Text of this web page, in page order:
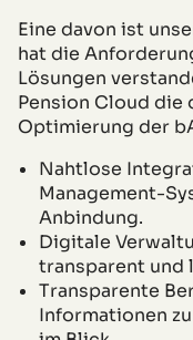
Eine davon ist
hat die
Lösungen
Pension Cloud die
Optimierung der
Nahtlose
Management-
Anbindung.
Digitale
transparent und
Transparente
Informationen